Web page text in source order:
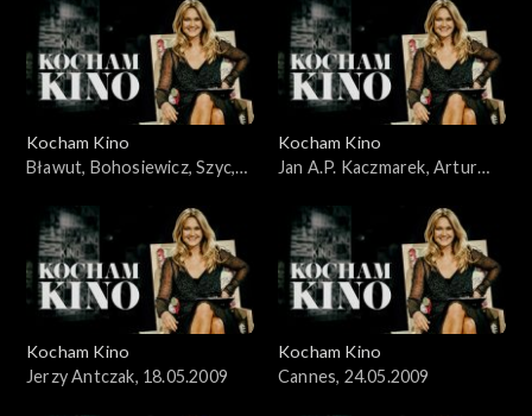
Kocham Kino
Bławut, Bohosiewicz, Szyc,
Kocham Kino
Jan A.P. Kaczmarek, Artur
Kocham Kino
Jerzy Antczak, 18.05.2009
Kocham Kino
Cannes, 24.05.2009